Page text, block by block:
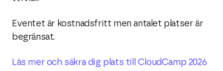
Eventet är kostnadsfritt men antalet platser är
begränsat.
Läs mer och säkra dig plats till CloudCamp 2026